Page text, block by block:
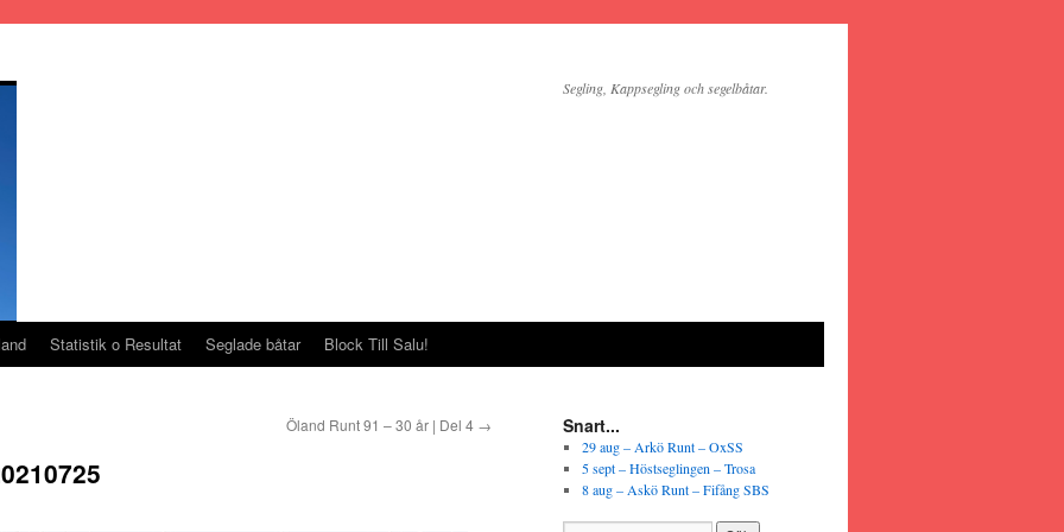
Segling, Kappsegling och segelbåtar.
Statistik o Resultat Seglade båtar Block Till Salu!
Öland Runt 91 – 30 år | Del 4 → Snart...
29 aug – Arkö Runt – OxSS
5 sept – Höstseglingen – Trosa
8 aug – Askö Runt – Fifång SBS